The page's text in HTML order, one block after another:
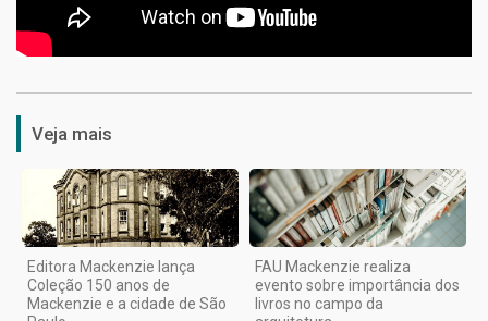
1
Veja mais
Editora Mackenzie lança
Coleção 150 anos de
Mackenzie e a cidade de São
FAU Mackenzie realiza
evento sobre importância dos
livros no campo da